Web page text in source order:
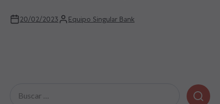
20/02/2023 Equipo Singular Bank